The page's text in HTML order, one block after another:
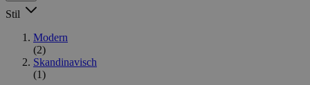
Stil
Modern
(2)
Skandinavisch
(1)